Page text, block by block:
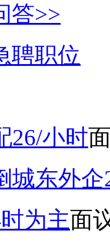
答>>
聘职位
26/小时
城东外企
为主面